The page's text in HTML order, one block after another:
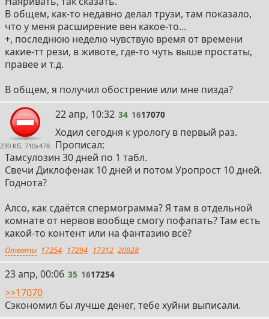
В общем, как-то недавно делал трузи, там показало,
что у меня расширение вен какое-то...
+, последнюю неделю чувствую время от времени
какие-тт рези, в животе, где-то чуть выше простаты,
правее и т.д.
В общем, я получил обострение или мне пизда?
230 Кб, 710x478
34
22 апр, 10:32 34 1617070
Ходил сегодня к урологу в первый раз.
Прописал:
Тамсулозин 30 дней по 1 табл.
Свечи Диклофенак 10 дней и потом Уропрост 10 дней.
Годнота?
Алсо, как сдаётся спермограмма? Я там в отдельной
комнате от нервов вообще смогу пофапать? Там есть
какой-то контент или на фантазию всё?
Ответы 17254 17294 17312 20928
35
23 апр, 00:06 35 1617254
>>17070
Сэкономил бы лучше денег, тебе хуйни выписали.